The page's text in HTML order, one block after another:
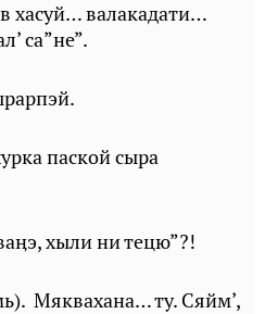
хасуй… валакадати…
са”не”.
паской сыра
хыли ни тецю”?!
Мяквахана… ту. Сяйм’,